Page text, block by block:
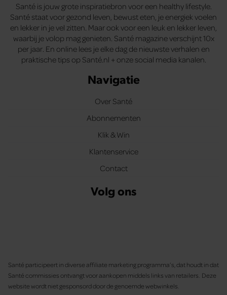
Santé is jouw grote inspiratiebron voor een healthy lifestyle.
Santé staat voor gezond leven, bewust eten, je energiek voelen
en lekker in je vel zitten. Maar ook voor een leuk en lekker leven,
waarbij je volop mag genieten. Santé magazine verschijnt 10x
per jaar. En online lees je elke dag de nieuwste verhalen en
praktische tips op Santé.nl + onze social media kanalen.
Navigatie
Over Santé
Abonnementen
Klik & Win
Klantenservice
Contact
Volg ons
Santé participeert in diverse affiliate marketing programma’s, dat houdt in dat
Santé commissies ontvangt voor aankopen middels links van retailers. Deze
website wordt niet gesponsord door de genoemde webwinkels.